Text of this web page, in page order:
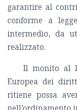
garantire al
conforme a
intermedio, da
realizzato.
Il monito al
Europea dei
ritiene possa